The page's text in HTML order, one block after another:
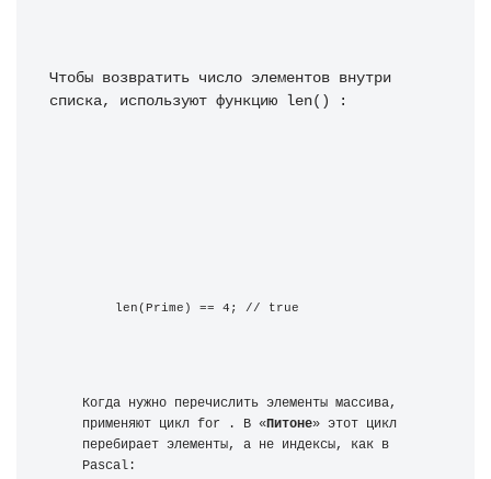
Чтобы возвратить число элементов внутри
списка, используют функцию len() :
len(Prime) == 4; // true
Когда нужно перечислить элементы массива,
применяют цикл for . В «Питоне» этот цикл
перебирает элементы, а не индексы, как в
Pascal: